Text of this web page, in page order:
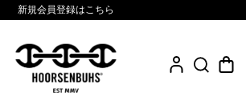
新規会員登録はこちら